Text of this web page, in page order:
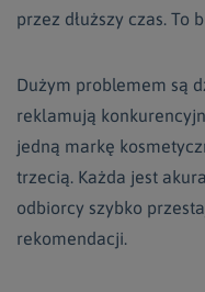
przez dłuższy czas. To
Dużym problemem są
reklamują
jedną markę
trzecią. Każda jest
odbiorcy szybko
rekomendacji.